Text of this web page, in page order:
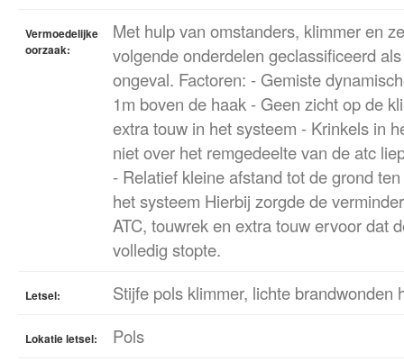
Vermoedelijke
oorzaak:
Met hulp van omstanders, klimmer en
volgende onderdelen geclassificeerd
ongeval. Factoren: - Gemiste
1m boven de haak - Geen zicht op de
extra touw in het systeem - Krinkels in
niet over het remgedeelte van de atc
- Relatief kleine afstand tot de grond
het systeem Hierbij zorgde de
ATC, touwrek en extra touw ervoor dat
volledig stopte.
Letsel: Stijfe pols klimmer, lichte brandwonden
Lokatie letsel: Pols